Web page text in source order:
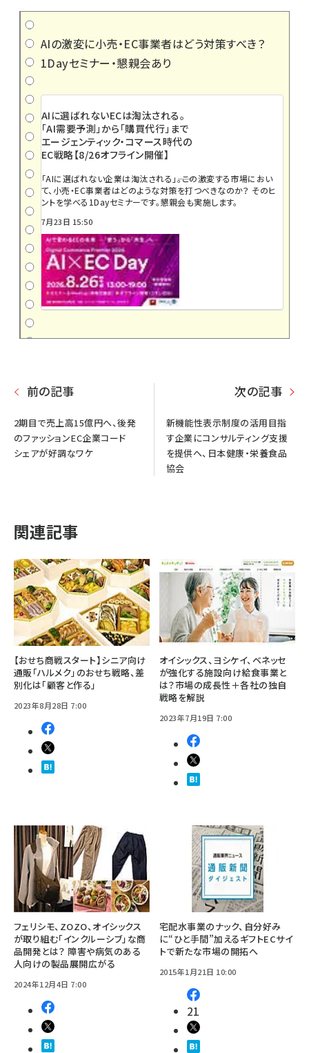
AIの激変に小売・EC事業者はどう対策すべき？
1Dayセミナー・懇親会あり
AIに選ばれないECは淘汰される。
「AI需要予測」から「購買代行」まで
エージェンティック・コマース時代の
EC戦略【8/26オフライン開催】
「AIに選ばれない企業は淘汰される」――。この激変する市場におい
て、小売・EC事業者はどのような対策を打つべきなのか？ そのヒ
ントを学べる1Dayセミナーです。懇親会も実施します。
7月23日 15:50
前の記事
2期目で売上高15億円へ、後発
のファッションEC企業コード
シェアが好調なワケ
次の記事
新機能性表示制度の活用目指
す企業にコンサルティング支援
を提供へ、日本健康・栄養食品
協会
関連記事
【おせち商戦スタート】シニア向け
通販「ハルメク」のおせち戦略、差
別化は「顧客と作る」
2023年8月28日 7:00
オイシックス、ヨシケイ、ベネッセ
が強化する施設向け給食事業と
は？市場の成長性＋各社の独自
戦略を解説
2023年7月19日 7:00
フェリシモ、ZOZO、オイシックス
が取り組む「インクルーシブ」な商
品開発とは？ 障害や病気のある
人向けの製品展開広がる
2024年12月4日 7:00
宅配水事業のナック、自分好み
に“ひと手間”加えるギフトECサイ
トで新たな市場の開拓へ
2015年1月21日 10:00
21